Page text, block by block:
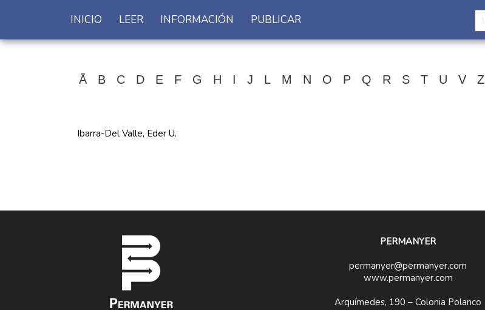
INICIO LEER INFORMACIÓN PUBLICAR
Ã B C D E F G H I J L M N O P Q R S T U V Z
Ibarra-Del Valle, Eder U.
PERMANYER
permanyer@permanyer.com
www.permanyer.com
Arquímedes, 190 – Colonia Polanco